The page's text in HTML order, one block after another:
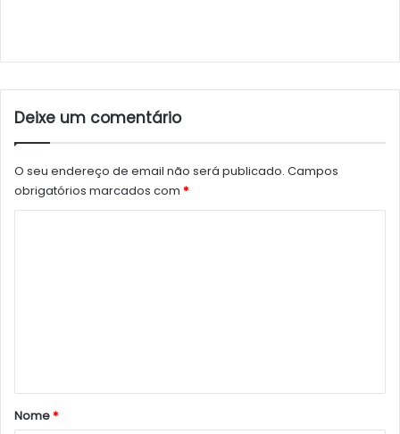
Deixe um comentário
O seu endereço de email não será publicado. Campos
obrigatórios marcados com *
r
Nome*